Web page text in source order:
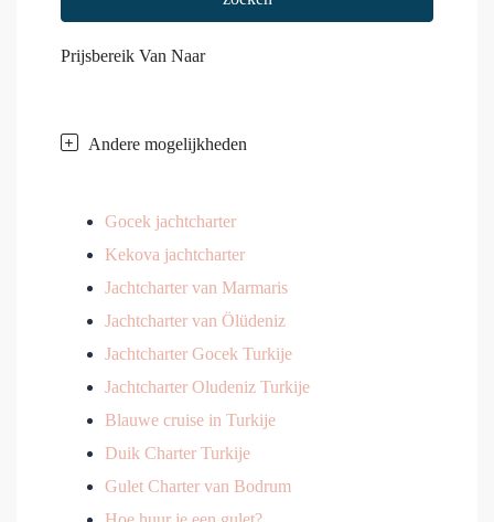
Prijsbereik Van Naar
Andere mogelijkheden
Gocek jachtcharter
Kekova jachtcharter
Jachtcharter van Marmaris
Jachtcharter van Ölüdeniz
Jachtcharter Gocek Turkije
Jachtcharter Oludeniz Turkije
Blauwe cruise in Turkije
Duik Charter Turkije
Gulet Charter van Bodrum